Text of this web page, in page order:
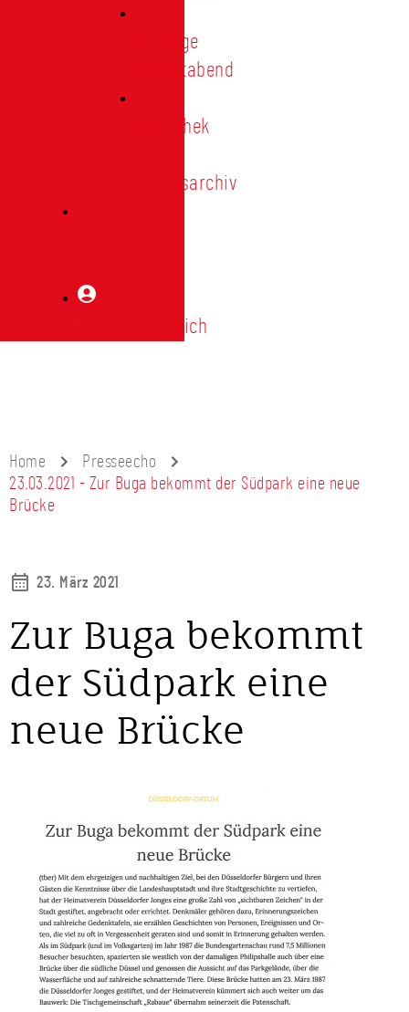
Vorträge
Heimatabend
Bibliothek
Vereinsarchiv
Mitgliederbereich
Home
Presseecho
23.03.2021 - Zur Buga bekommt der Südpark eine neue
Brücke
23. März 2021
Zur Buga bekommt
der Südpark eine
neue Brücke